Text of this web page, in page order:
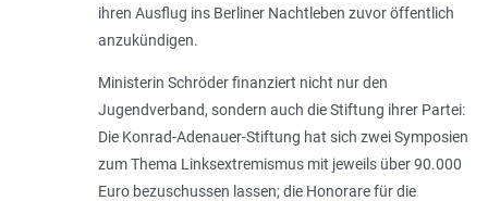
ihren Ausflug ins Berliner Nachtleben zuvor öffentlich
anzukündigen.
Ministerin Schröder finanziert nicht nur den
Jugendverband, sondern auch die Stiftung ihrer Partei:
Die Konrad-Adenauer-Stiftung hat sich zwei Symposien
zum Thema Linksextremismus mit jeweils über 90.000
Euro bezuschussen lassen; die Honorare für die